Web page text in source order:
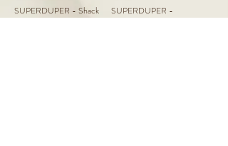
SUPERDUPER - Shack
SUPERDUPER -